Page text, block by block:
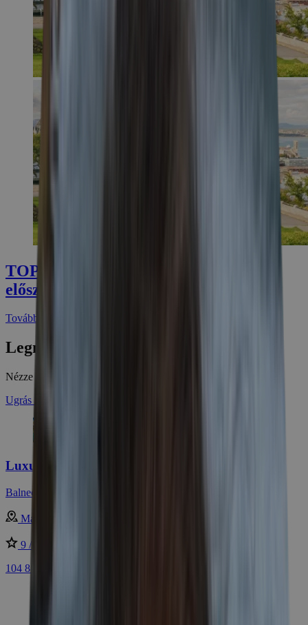
TOP 7 ok amiért érdemes az
előszezonban utazni
További cikkek
Legnépszerűbb ajánlataink
Nézze meg az elmúlt hét legkelendőbb ajánlatait
Ugrás a legnépszerűbb ajánlatokhoz
Luxus termál-wellnessezés Mezőkövesden
Balneo Hotel Zsori Thermal & Wellness ****
Magyarország - Mezőkövesd
9 /10
104 880 Ft